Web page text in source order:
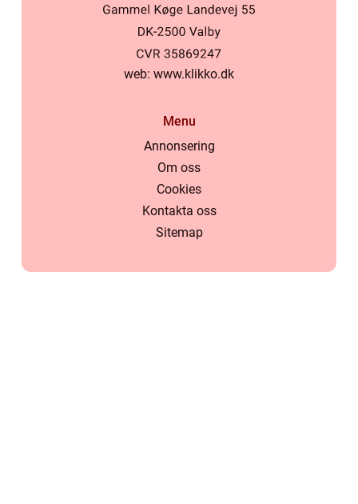
web: www.klikko.dk
Menu
Annonsering
Om oss
Cookies
Kontakta oss
Sitemap